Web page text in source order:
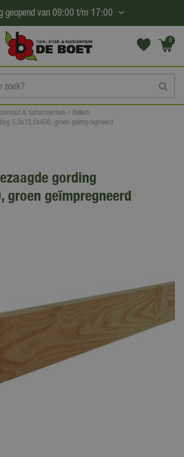
Tuinhout & tuinschermen
Balken
5,0x10,0x400, groen geïmpregneerd
geopend van 09:00 t/m 17:00
0
(€0,
gording
groen geïmpregneerd